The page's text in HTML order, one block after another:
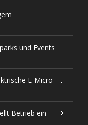
und Events
E-Micro
Betrieb ein